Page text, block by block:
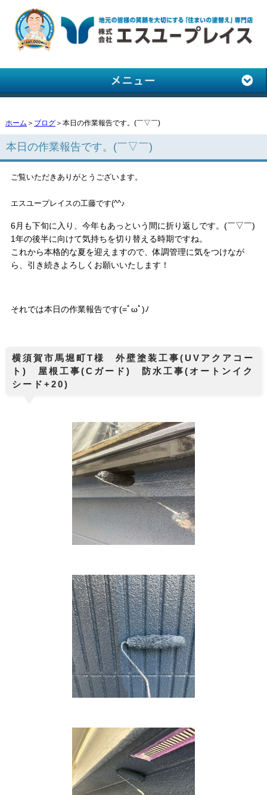
ホーム ＞ ブログ＞本日の作業報告です。(￣▽￣)
本日の作業報告です。(￣▽￣)
ご覧いただきありがとうございます。
エスユープレイスの工藤です(^^♪
6月も下旬に入り、今年もあっという間に折り返しです。(￣▽￣)
1年の後半に向けて気持ちを切り替える時期ですね。
これから本格的な夏を迎えますので、体調管理に気をつけなが
ら、引き続きよろしくお願いいたします！
それでは本日の作業報告です(=ﾟωﾟ)ﾉ
横須賀市馬堀町T様 外壁塗装工事(UVアクアコー
ト) 屋根工事(Cガード) 防水工事(オートンイク
シード+20)